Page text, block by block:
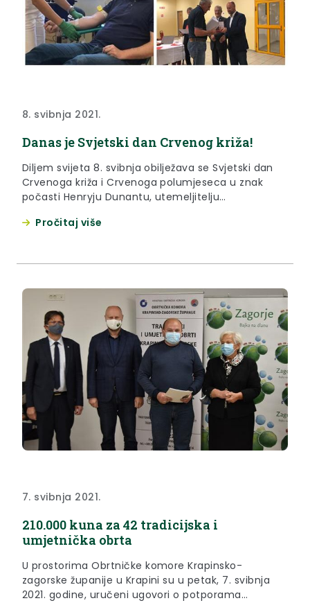
8. svibnja 2021.
Danas je Svjetski dan Crvenog križa!
Diljem svijeta 8. svibnja obilježava se Svjetski dan
Crvenoga križa i Crvenoga polumjeseca u znak
počasti Henryju Dunantu, utemeljitelju
polumjeseca, koji je na taj dan rođen. Također,
Pročitaj više
7. svibnja 2021.
210.000 kuna za 42 tradicijska i
umjetnička obrta
U prostorima Obrtničke komore Krapinsko-
zagorske županije u Krapini su u petak, 7. svibnja
2021. godine, uručeni ugovori o potporama